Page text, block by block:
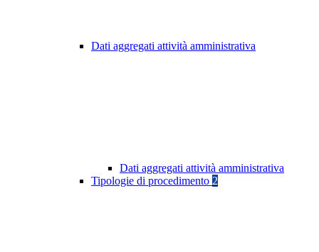
Dati aggregati attività amministrativa
Dati aggregati attività amministrativa
Tipologie di procedimento 2